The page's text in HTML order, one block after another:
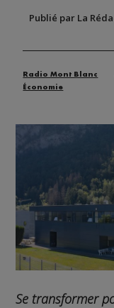
Publié par La
Radio Mont Blanc
Économie
Se transformer